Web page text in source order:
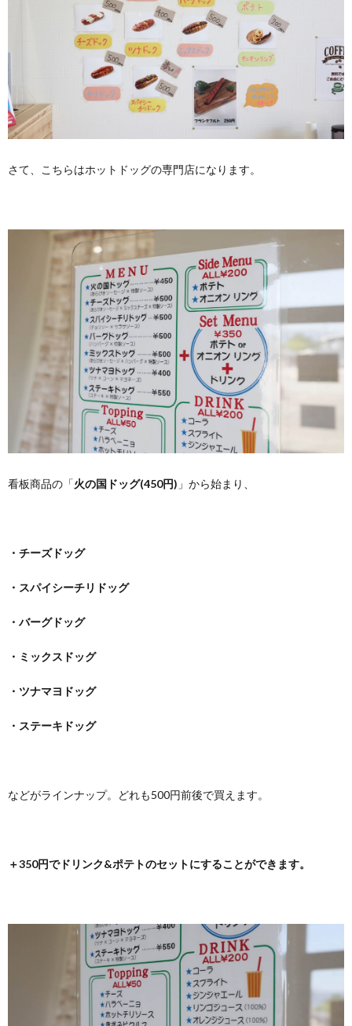
さて、こちらはホットドッグの専門店になります。
看板商品の「火の国ドッグ(450円) 」から始まり、
・チーズドッグ
・スパイシーチリドッグ
・バーグドッグ
・ミックスドッグ
・ツナマヨドッグ
・ステーキドッグ
などがラインナップ。どれも500円前後で買えます。
＋350円でドリンク&ポテトのセットにすることができます。